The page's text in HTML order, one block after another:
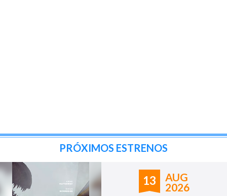
PRÓXIMOS ESTRENOS
13
AUG
2026